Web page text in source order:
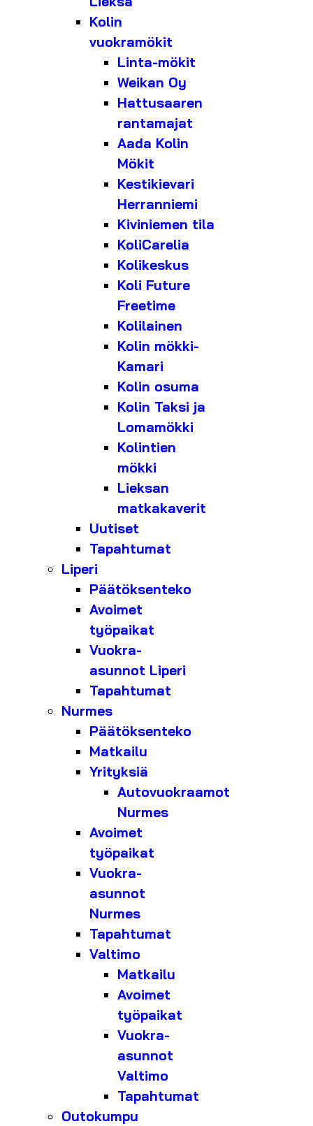
Kolin
vuokramökit
Linta-mökit
Weikan Oy
Hattusaaren
rantamajat
Aada Kolin
Mökit
Kestikievari
Herranniemi
Kiviniemen tila
KoliCarelia
Kolikeskus
Koli Future
Freetime
Kolilainen
Kolin mökki-
Kamari
Kolin osuma
Kolin Taksi ja
Lomamökki
Kolintien
mökki
Lieksan
matkakaverit
Uutiset
Tapahtumat
Liperi
Päätöksenteko
Avoimet
työpaikat
Vuokra-
asunnot Liperi
Tapahtumat
Nurmes
Päätöksenteko
Matkailu
Yrityksiä
Autovuokraamot
Nurmes
Avoimet
työpaikat
Vuokra-
asunnot
Nurmes
Tapahtumat
Valtimo
Matkailu
Avoimet
työpaikat
Vuokra-
asunnot
Valtimo
Tapahtumat
Outokumpu